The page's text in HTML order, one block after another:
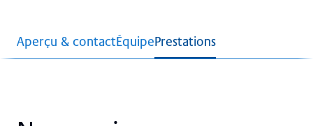
Aperçu & contactÉquipePrestations